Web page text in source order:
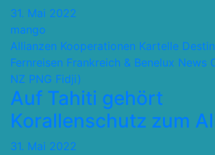
31. Mai 2022
mango
Allianzen Kooperationen Kartelle
Fernreisen Frankreich & Benelux News
NZ PNG Fidji)
Auf Tahiti gehört
Korallenschutz zum
31. Mai 2022